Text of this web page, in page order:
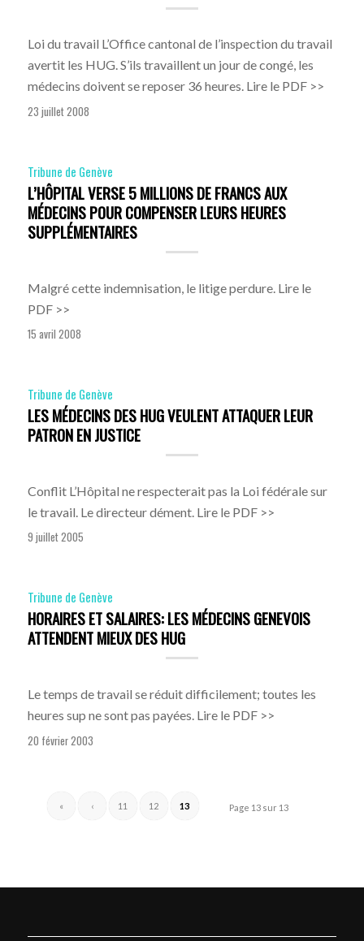
Loi du travail L’Office cantonal de l’inspection du travail
avertit les HUG. S’ils travaillent un jour de congé, les
médecins doivent se reposer 36 heures. Lire le PDF >>
23 juillet 2008
Tribune de Genève
L’HÔPITAL VERSE 5 MILLIONS DE FRANCS AUX
MÉDECINS POUR COMPENSER LEURS HEURES
SUPPLÉMENTAIRES
Malgré cette indemnisation, le litige perdure. Lire le
PDF >>
15 avril 2008
Tribune de Genève
LES MÉDECINS DES HUG VEULENT ATTAQUER LEUR
PATRON EN JUSTICE
Conflit L’Hôpital ne respecterait pas la Loi fédérale sur
le travail. Le directeur dément. Lire le PDF >>
9 juillet 2005
Tribune de Genève
HORAIRES ET SALAIRES: LES MÉDECINS GENEVOIS
ATTENDENT MIEUX DES HUG
Le temps de travail se réduit difficilement; toutes les
heures sup ne sont pas payées. Lire le PDF >>
20 février 2003
Page 13 sur 13
« ‹ 11 12 13